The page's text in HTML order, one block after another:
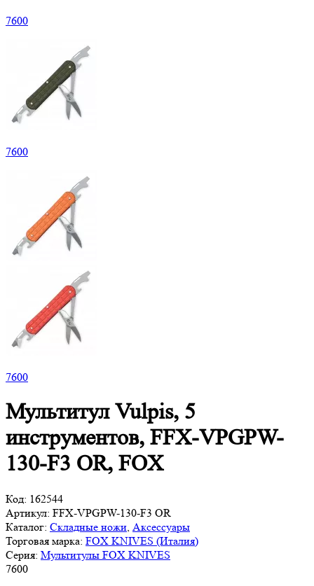
7600
7600
7600
Мультитул Vulpis, 5
инструментов, FFX-VPGPW-
130-F3 OR, FOX
Код: 162544
Артикул: FFX-VPGPW-130-F3 OR
Каталог: Складные ножи Аксессуары
Торговая марка: FOX KNIVES (Италия)
Серия: Мультитулы FOX KNIVES
7600